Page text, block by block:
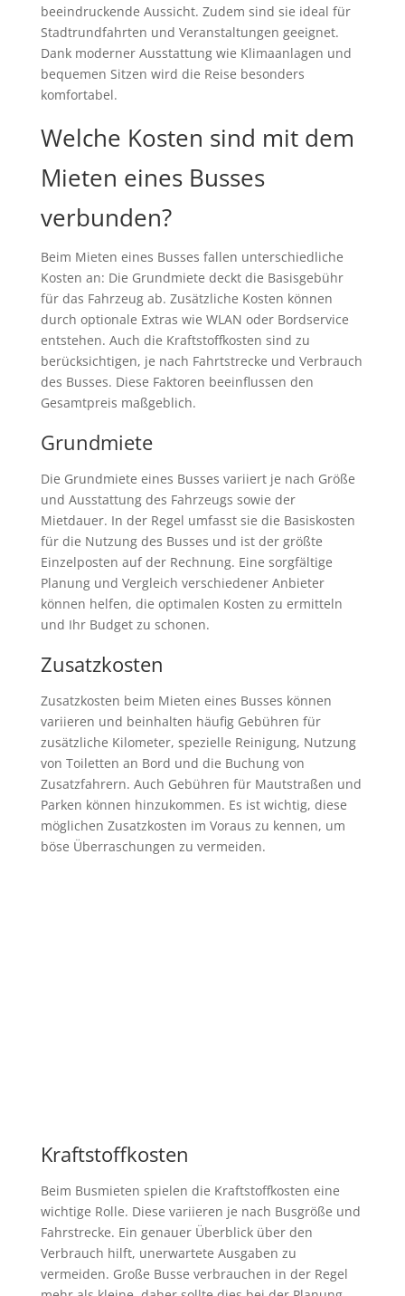
beeindruckende Aussicht. Zudem sind sie ideal für
Stadtrundfahrten und Veranstaltungen geeignet.
Dank moderner Ausstattung wie Klimaanlagen und
bequemen Sitzen wird die Reise besonders
komfortabel.
Welche Kosten sind mit dem
Mieten eines Busses
verbunden?
Beim Mieten eines Busses fallen unterschiedliche
Kosten an: Die Grundmiete deckt die Basisgebühr
für das Fahrzeug ab. Zusätzliche Kosten können
durch optionale Extras wie WLAN oder Bordservice
entstehen. Auch die Kraftstoffkosten sind zu
berücksichtigen, je nach Fahrtstrecke und Verbrauch
des Busses. Diese Faktoren beeinflussen den
Gesamtpreis maßgeblich.
Grundmiete
Die Grundmiete eines Busses variiert je nach Größe
und Ausstattung des Fahrzeugs sowie der
Mietdauer. In der Regel umfasst sie die Basiskosten
für die Nutzung des Busses und ist der größte
Einzelposten auf der Rechnung. Eine sorgfältige
Planung und Vergleich verschiedener Anbieter
können helfen, die optimalen Kosten zu ermitteln
und Ihr Budget zu schonen.
Zusatzkosten
Zusatzkosten beim Mieten eines Busses können
variieren und beinhalten häufig Gebühren für
zusätzliche Kilometer, spezielle Reinigung, Nutzung
von Toiletten an Bord und die Buchung von
Zusatzfahrern. Auch Gebühren für Mautstraßen und
Parken können hinzukommen. Es ist wichtig, diese
möglichen Zusatzkosten im Voraus zu kennen, um
böse Überraschungen zu vermeiden.
Kraftstoffkosten
Beim Busmieten spielen die Kraftstoffkosten eine
wichtige Rolle. Diese variieren je nach Busgröße und
Fahrstrecke. Ein genauer Überblick über den
Verbrauch hilft, unerwartete Ausgaben zu
vermeiden. Große Busse verbrauchen in der Regel